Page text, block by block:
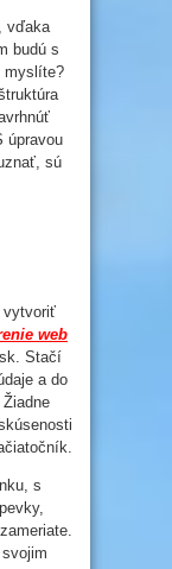
vďaka
budú s
myslíte?
úpravou
sú
vytvoriť
web
Stačí
a do
s